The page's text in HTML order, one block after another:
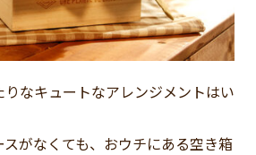
なキュートなアレンジメントはい
がなくても、おウチにある空き箱